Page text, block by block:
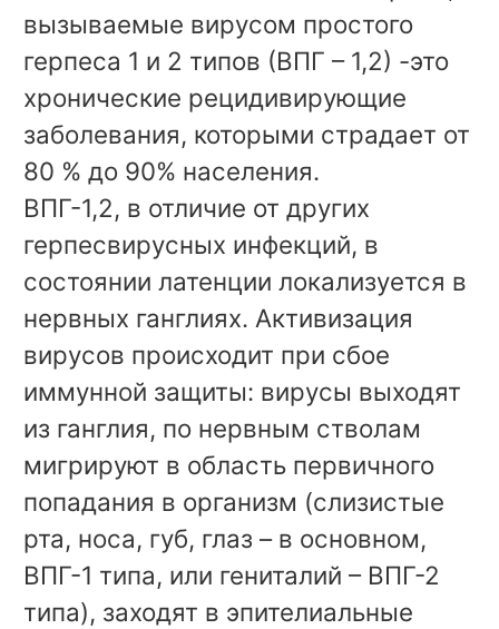
вызываемые вирусом простого
герпеса 1 и 2 типов (ВПГ – 1,2) -это
хронические рецидивирующие
заболевания, которыми страдает от
80 % до 90% населения.
ВПГ-1,2, в отличие от других
герпесвирусных инфекций, в
состоянии латенции локализуется в
нервных ганглиях. Активизация
вирусов происходит при сбое
иммунной защиты: вирусы выходят
из ганглия, по нервным стволам
мигрируют в область первичного
попадания в организм (слизистые
рта, носа, губ, глаз – в основном,
ВПГ-1 типа, или гениталий – ВПГ-2
типа), заходят в эпителиальные